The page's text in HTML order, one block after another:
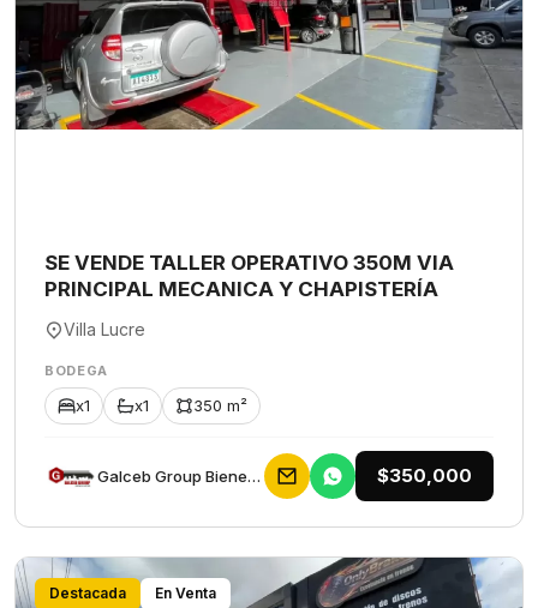
SE VENDE TALLER OPERATIVO 350M VIA
PRINCIPAL MECANICA Y CHAPISTERÍA
Villa Lucre
BODEGA
x1 x1 350 m²
Galceb Group Bienes Raices $350,000
Destacada En Venta